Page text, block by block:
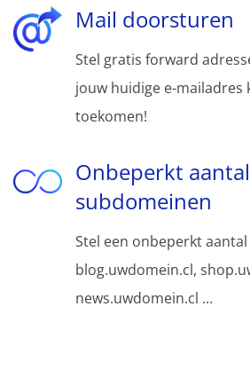
Mail doorsturen
Stel gratis forward
jouw huidige e-mailadres
toekomen!
Onbeperkt aantal
subdomeinen
Stel een onbeperkt
blog.uwdomein.cl,
news.uwdomein.cl ...